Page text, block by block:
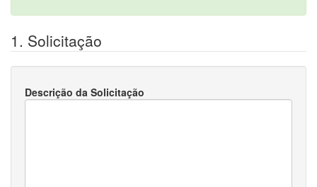
1. Solicitação
Descrição da Solicitação